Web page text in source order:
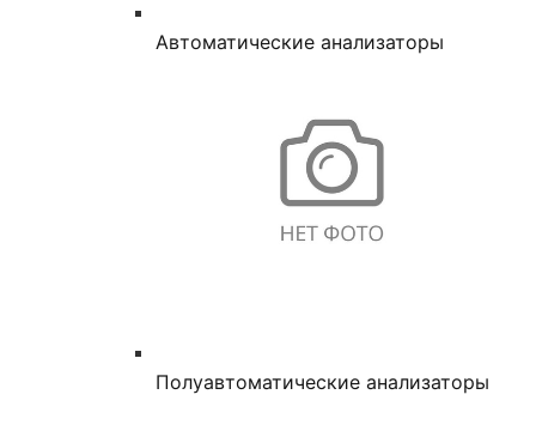
Автоматические анализаторы
Полуавтоматические анализаторы